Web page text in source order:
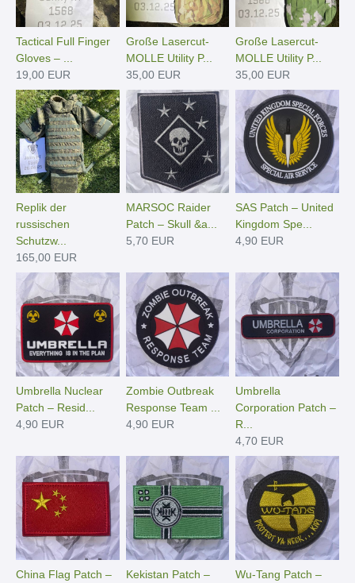
Tactical Full Finger
Gloves – ...
19,00 EUR
Große Lasercut-
MOLLE Utility P...
35,00 EUR
Große Lasercut-
MOLLE Utility P...
35,00 EUR
Replik der
russischen
Schutzw...
165,00 EUR
MARSOC Raider
Patch – Skull &a...
5,70 EUR
SAS Patch – United
Kingdom Spe...
4,90 EUR
Umbrella Nuclear
Patch – Resid...
4,90 EUR
Zombie Outbreak
Response Team ...
4,90 EUR
Umbrella
Corporation Patch –
R...
4,70 EUR
China Flag Patch –
Kekistan Patch –
Wu-Tang Patch –